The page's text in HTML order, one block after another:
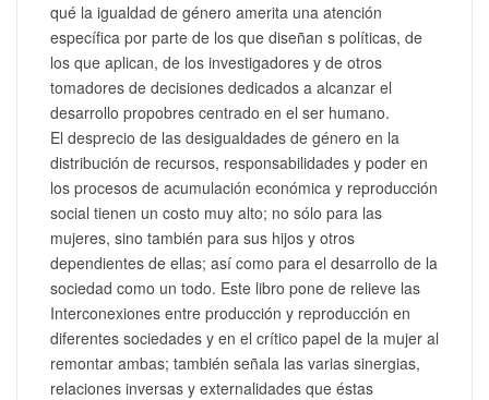
qué la igualdad de género amerita una atención
específica por parte de los que diseñan s políticas, de
los que aplican, de los investigadores y de otros
tomadores de decisiones dedicados a alcanzar el
desarrollo propobres centrado en el ser humano.
El desprecio de las desigualdades de género en la
distribución de recursos, responsabilidades y poder en
los procesos de acumulación económica y reproducción
social tienen un costo muy alto; no sólo para las
mujeres, sino también para sus hijos y otros
dependientes de ellas; así como para el desarrollo de la
sociedad como un todo. Este libro pone de relieve las
Interconexiones entre producción y reproducción en
diferentes sociedades y en el crítico papel de la mujer al
remontar ambas; también señala las varias sinergias,
relaciones inversas y externalidades que éstas